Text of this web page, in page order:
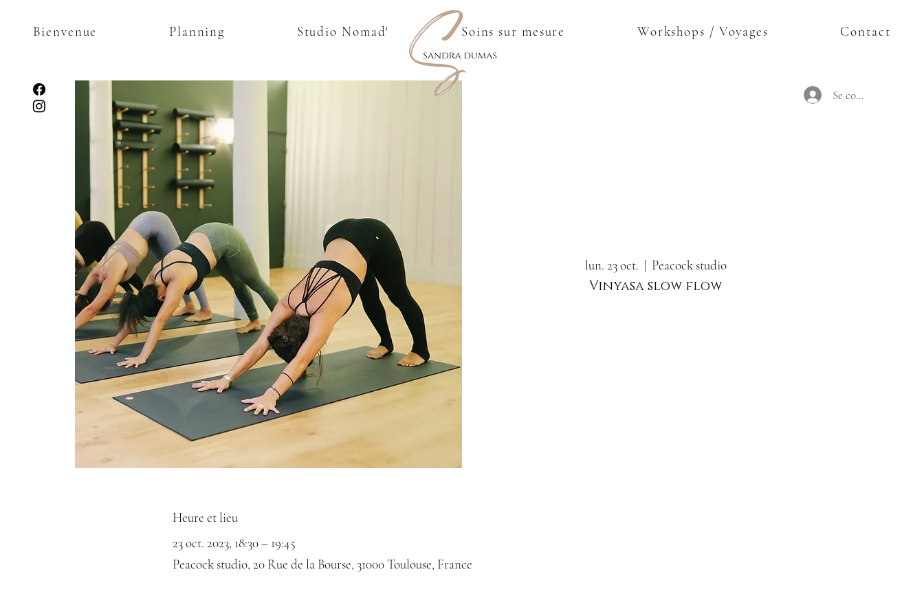
Se connecter
Bienvenue Planning Studio Nomad' Soins sur mesure Workshops / Voyages Contact
lun. 23 oct.
  |
Peacock studio
Vinyasa slow flow
Heure et lieu
23 oct. 2023, 18:30 – 19:45
Peacock studio, 20 Rue de la Bourse, 31000 Toulouse, France